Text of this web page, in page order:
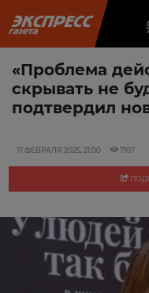
«Проблема
скрывать не
подтвердил
17 ФЕВРАЛЯ 2025, 21:00 7107